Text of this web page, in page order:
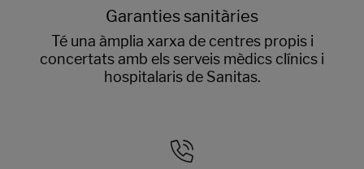
Garanties sanitàries
Té una àmplia xarxa de centres propis i
concertats amb els serveis mèdics clínics i
hospitalaris de Sanitas.